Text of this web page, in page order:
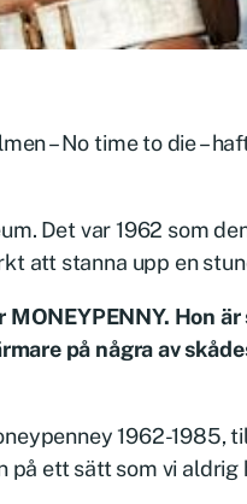
– No time to die –
Det var 1962 som
att stanna upp en
Hon
på några av
1962-1985,
ett sätt som vi aldrig